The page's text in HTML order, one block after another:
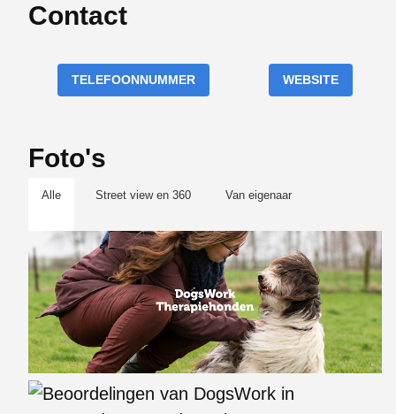
Contact
TELEFOONNUMMER WEBSITE
Foto's
Alle Street view en 360 Van eigenaar